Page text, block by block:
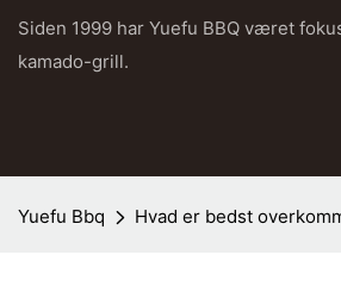
Siden 1999 har Yuefu BBQ været
kamado-grill.
Yuefu Bbq Hvad er bedst